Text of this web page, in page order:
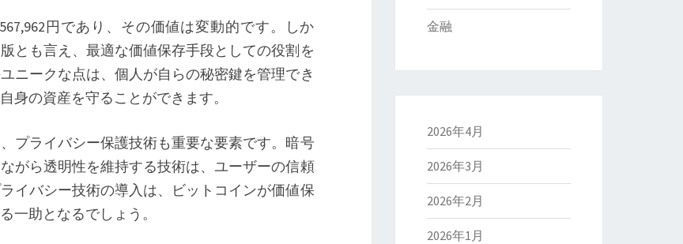
て
暗
号
通
中
毒
へ
の
円であり、その価値は変動的です。しか
とも言え、最適な価値保存手段としての役割を
ニークな点は、個人が自らの秘密鍵を管理でき
身の資産を守ることができます。
プライバシー保護技術も重要な要素です。暗号
がら透明性を維持する技術は、ユーザーの信頼
イバシー技術の導入は、ビットコインが価値保
一助となるでしょう。
金融
2026年4月
2026年3月
2026年2月
2026年1月